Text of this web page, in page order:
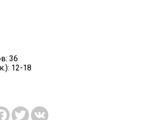
36
12-18
Facebook
Twitter